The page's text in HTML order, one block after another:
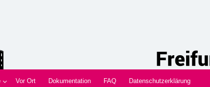
Vor Ort Dokumentation FAQ Datenschutzerklärung